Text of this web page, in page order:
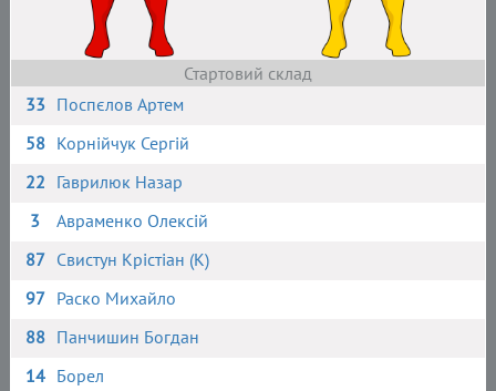
Стартовий склад
33 Поспєлов Артем
58 Корнійчук Сергій
22 Гаврилюк Назар
3
Авраменко Олексій
87 Свистун Крістіан (К)
97 Раско Михайло
88 Панчишин Богдан
14 Борел